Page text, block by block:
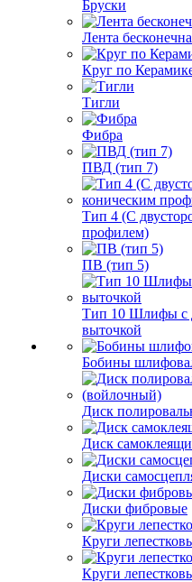
Бруски
Лента
Круг по
Тигли
Фибра
ПВД (тип 7)
Тип 4 (С
профилем)
ПВ (тип 5)
Тип 10 Шлифы с
выточкой
Бобины
Диск
Диск
Диски
Диски фибровые
Круги
Круги